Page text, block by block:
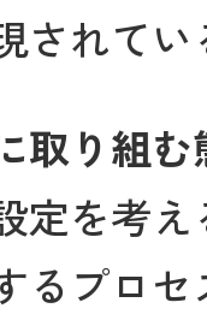
されてい
取り組
定を考え
るプロ